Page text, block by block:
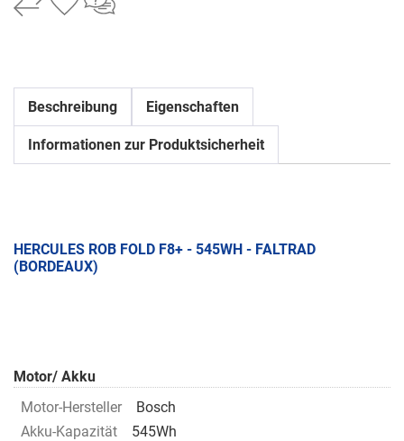
Beschreibung Eigenschaften
Informationen zur Produktsicherheit
HERCULES ROB FOLD F8+ - 545WH - FALTRAD
(BORDEAUX)
Motor/ Akku
Motor-Hersteller
Bosch
Akku-Kapazität
545Wh